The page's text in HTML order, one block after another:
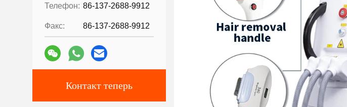
Телефон: 86-137-2688-9912
Факс: 86-137-2688-9912
Контакт теперь